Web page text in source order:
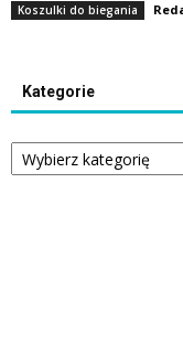
Koszulki do biegania
Kategorie
Kategorie